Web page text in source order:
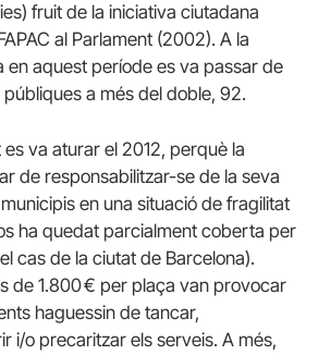
fruit de la iniciativa ciutadana
al Parlament (2002). A la
en aquest període es va passar de
a més del doble, 92.
va aturar el 2012, perquè la
de responsabilitzar-se de la seva
en una situació de fragilitat
ha quedat parcialment coberta per
cas de la ciutat de Barcelona).
de 1.800 € per plaça van provocar
haguessin de tancar,
i/o precaritzar els serveis. A més,